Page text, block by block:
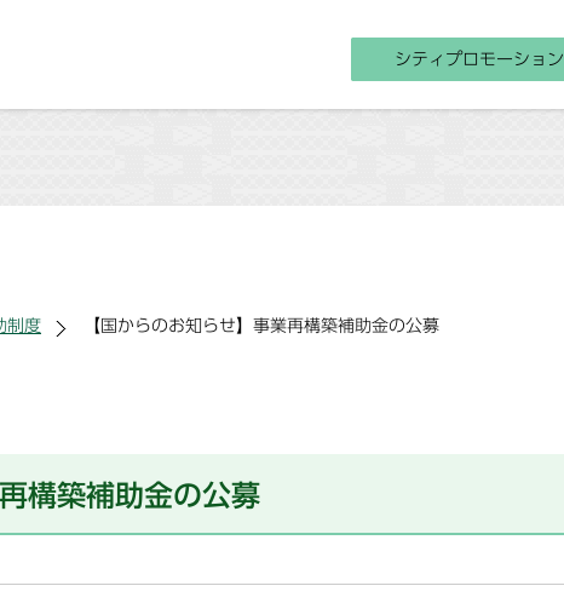
シティプロモーション
制度 【国からのお知らせ】事業再構築補助金の公募
構築補助金の公募